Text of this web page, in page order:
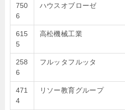
750
6
ハウスオブローゼ
615
5
高松機械工業
258
6
フルッタフルッタ
471
4
リソー教育グループ